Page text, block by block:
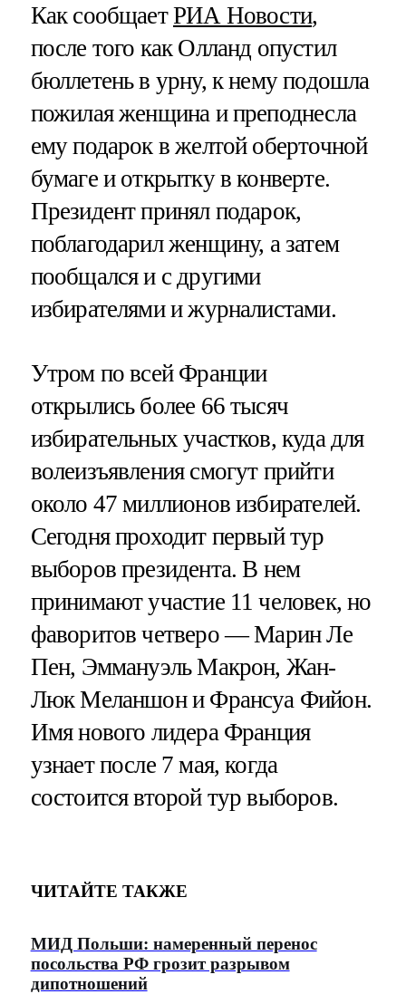
Как сообщаетРИА Новости,
после того как Олланд опустил
бюллетень в урну, к нему подошла
пожилая женщина и преподнесла
ему подарок в желтой оберточной
бумаге и открытку в конверте.
Президент принял подарок,
поблагодарил женщину, а затем
пообщался и с другими
избирателями и журналистами.
Утром по всей Франции
открылись более 66 тысяч
избирательных участков, куда для
волеизъявления смогут прийти
около 47 миллионов избирателей.
Сегодня проходит первый тур
выборов президента. В нем
принимают участие 11 человек, но
фаворитов четверо — Марин Ле
Пен, Эммануэль Макрон, Жан-
Люк Меланшон и Франсуа Фийон.
Имя нового лидера Франция
узнает после 7 мая, когда
состоится второй тур выборов.
ЧИТАЙТЕ ТАКЖЕ
МИД Польши: намеренный перенос
посольства РФ грозит разрывом
дипотношений